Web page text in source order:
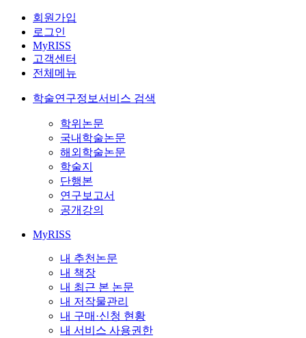
회원가입
로그인
MyRISS
고객센터
전체메뉴
학술연구정보서비스 검색
학위논문
국내학술논문
해외학술논문
학술지
단행본
연구보고서
공개강의
MyRISS
내 추천논문
내 책장
내 최근 본 논문
내 저작물관리
내 구매·신청 현황
내 서비스 사용권한